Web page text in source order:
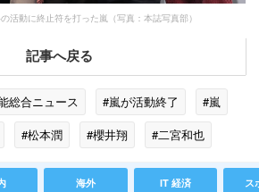
活動に終止符を打った嵐（写真：本誌写真部）
記事へ戻る
総合ニュース #嵐が活動終了
#嵐
#松本潤 #櫻井翔
#二宮和也
#ゴシップ
海外 IT 経済 ス